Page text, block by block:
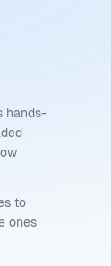
hands-
to
ones